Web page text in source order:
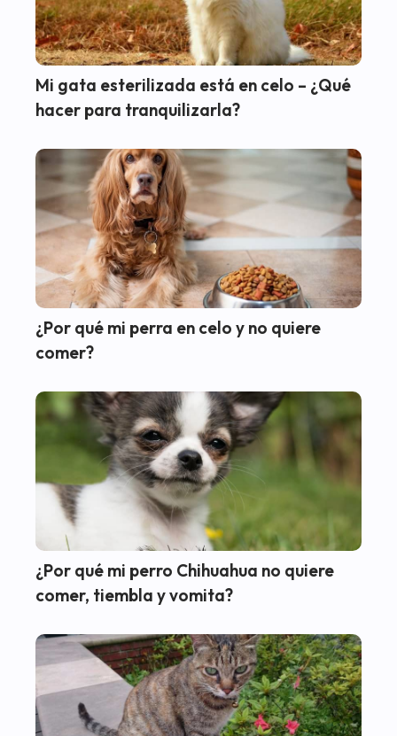
Mi gata esterilizada está en celo – ¿Qué
hacer para tranquilizarla?
¿Por qué mi perra en celo y no quiere
comer?
¿Por qué mi perro Chihuahua no quiere
comer, tiembla y vomita?